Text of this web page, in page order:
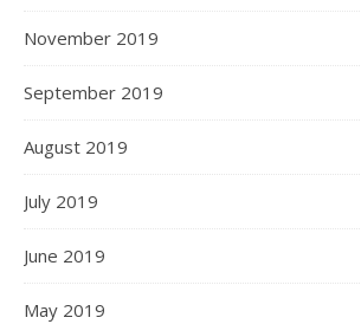
November 2019
September 2019
August 2019
July 2019
June 2019
May 2019